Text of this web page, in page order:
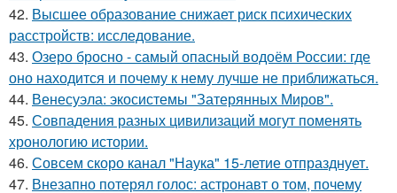
42. Высшее образование снижает риск психических
расстройств: исследование.
43. Озеро бросно - самый опасный водоём России: где
оно находится и почему к нему лучше не приближаться.
44. Венесуэла: экосистемы "Затерянных Миров".
45. Совпадения разных цивилизаций могут поменять
хронологию истории.
46. Совсем скоро канал "Наука" 15-летие отпразднует.
47. Внезапно потерял голос: астронавт о том, почему